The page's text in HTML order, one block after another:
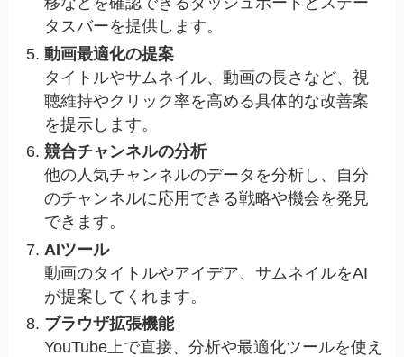
タスバーを提供します。
動画最適化の提案
タイトルやサムネイル、動画の長さなど、視
聴維持やクリック率を高める具体的な改善案
を提示します。
競合チャンネルの分析
他の人気チャンネルのデータを分析し、自分
のチャンネルに応用できる戦略や機会を発見
できます。
AIツール
動画のタイトルやアイデア、サムネイルをAI
が提案してくれます。
ブラウザ拡張機能
YouTube上で直接、分析や最適化ツールを使え